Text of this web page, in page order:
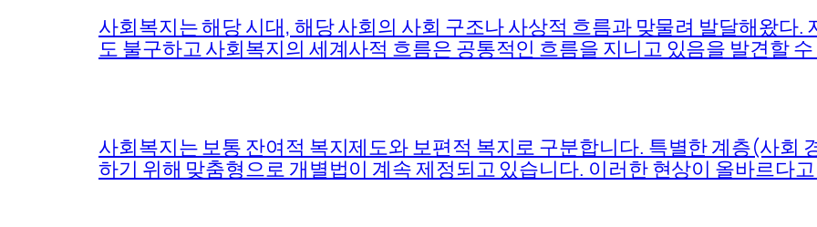
사회복지는 해당 시대, 해당 사회의 사회 구조나 사상적 흐름과 맞물려 발달해왔다.
도 불구하고 사회복지의 세계사적 흐름은 공통적인 흐름을 지니고 있음을 발견할
사회복지는 보통 잔여적 복지제도와 보편적 복지로 구분합니다. 특별한 계층(사회
하기 위해 맞춤형으로 개별법이 계속 제정되고 있습니다. 이러한 현상이 올바르다